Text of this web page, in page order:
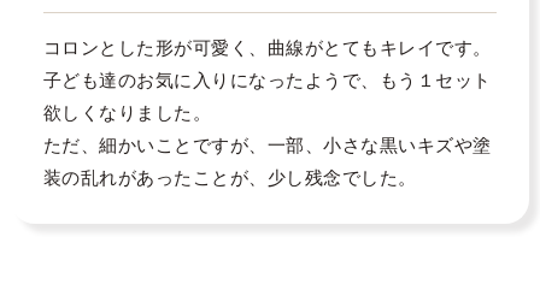
コロンとした形が可愛く、曲線がとてもキレイです。
子ども達のお気に入りになったようで、もう１セット
欲しくなりました。
ただ、細かいことですが、一部、小さな黒いキズや塗
装の乱れがあったことが、少し残念でした。